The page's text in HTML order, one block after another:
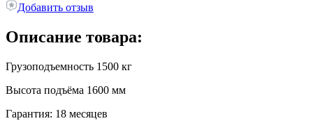
Добавить отзыв
Описание товара:
Грузоподъемность 1500 кг
Высота подъёма 1600 мм
Гарантия: 18 месяцев